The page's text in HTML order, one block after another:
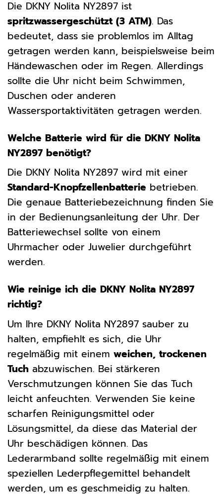
Die DKNY Nolita NY2897 ist
spritzwassergeschützt (3 ATM). Das
bedeutet, dass sie problemlos im Alltag
getragen werden kann, beispielsweise beim
Händewaschen oder im Regen. Allerdings
sollte die Uhr nicht beim Schwimmen,
Duschen oder anderen
Wassersportaktivitäten getragen werden.
Welche Batterie wird für die DKNY Nolita
NY2897 benötigt?
Die DKNY Nolita NY2897 wird mit einer
Standard-Knopfzellenbatterie betrieben.
Die genaue Batteriebezeichnung finden Sie
in der Bedienungsanleitung der Uhr. Der
Batteriewechsel sollte von einem
Uhrmacher oder Juwelier durchgeführt
werden.
Wie reinige ich die DKNY Nolita NY2897
richtig?
Um Ihre DKNY Nolita NY2897 sauber zu
halten, empfiehlt es sich, die Uhr
regelmäßig mit einem weichen, trockenen
Tuch abzuwischen. Bei stärkeren
Verschmutzungen können Sie das Tuch
leicht anfeuchten. Verwenden Sie keine
scharfen Reinigungsmittel oder
Lösungsmittel, da diese das Material der
Uhr beschädigen können. Das
Lederarmband sollte regelmäßig mit einem
speziellen Lederpflegemittel behandelt
werden, um es geschmeidig zu halten.